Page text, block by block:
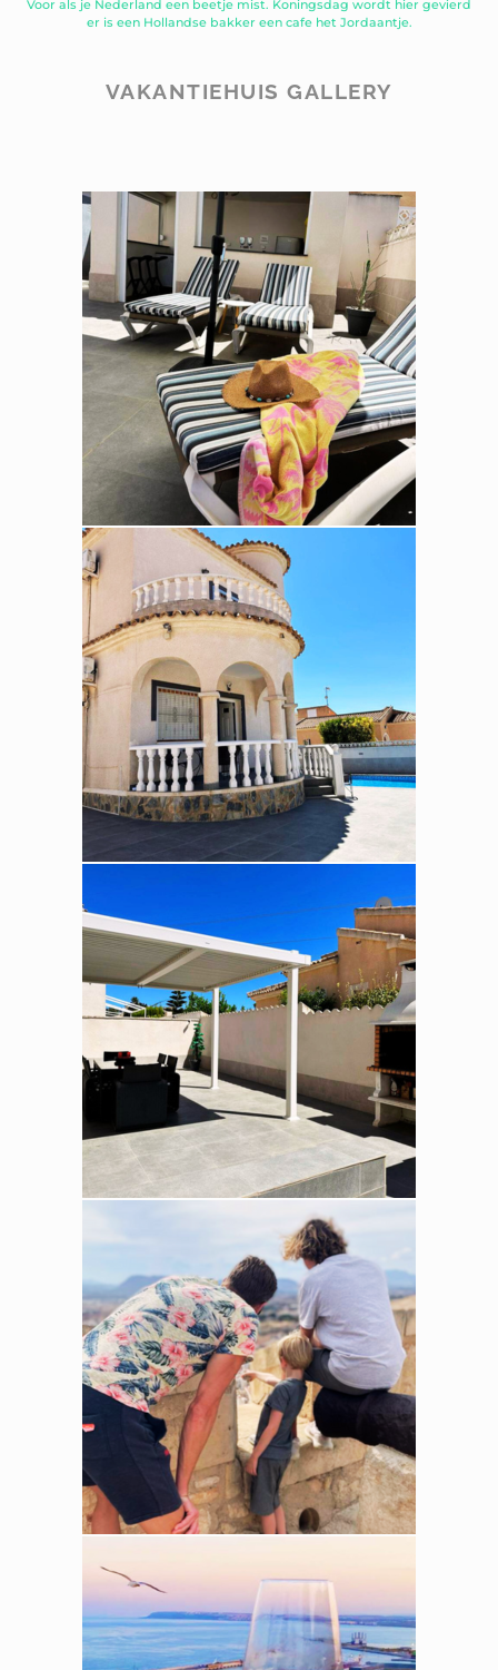
Voor als je Nederland een beetje mist. Koningsdag wordt hier gevierd
er is een Hollandse bakker een cafe het Jordaantje.
VAKANTIEHUIS GALLERY